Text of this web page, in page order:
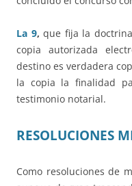
La 9,que fija la
copia autorizada
destino es verdadera
la copia la finalidad
testimonio notarial.
RESOLUCIONES
Como resoluciones de